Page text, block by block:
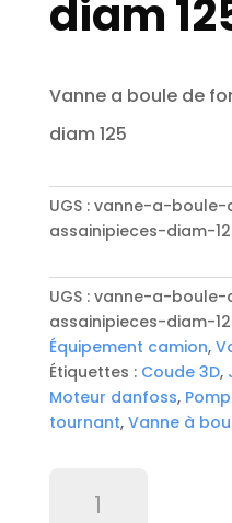
diam
Vanne a boule de
diam 125
UGS : vanne-a-
assainipieces-diam-
UGS : vanne-a-
assainipieces-diam-
Équipement camion,
Étiquettes : Coude 3D,
Moteur danfoss,
tournant, Vanne à